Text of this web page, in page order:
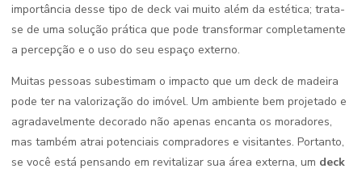
importância desse tipo de deck vai muito além da estética; trata-
se de uma solução prática que pode transformar completamente
a percepção e o uso do seu espaço externo.
Muitas pessoas subestimam o impacto que um deck de madeira
pode ter na valorização do imóvel. Um ambiente bem projetado e
agradavelmente decorado não apenas encanta os moradores,
mas também atrai potenciais compradores e visitantes. Portanto,
se você está pensando em revitalizar sua área externa, um deck